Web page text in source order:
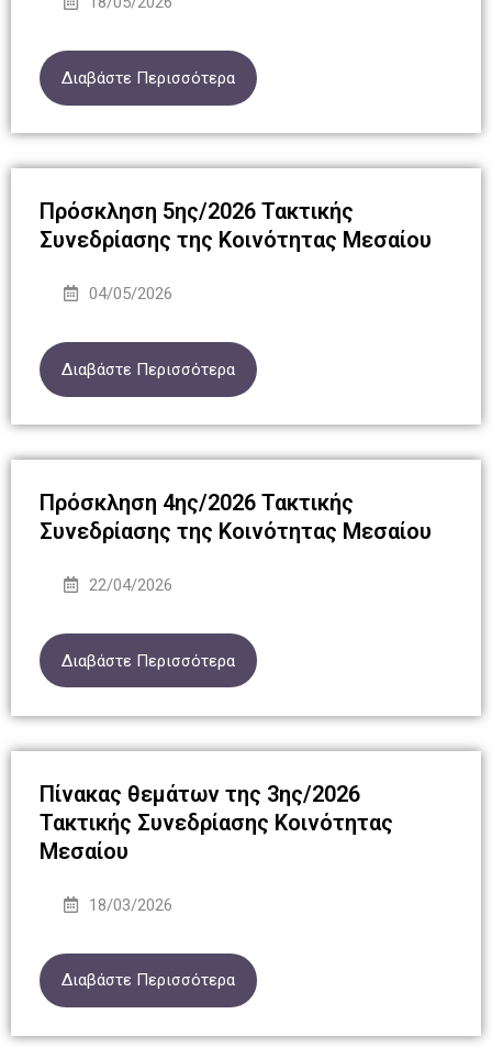
Διαβάστε Περισσότερα
Πρόσκληση 5ης/2026 Τακτικής
Συνεδρίασης της Κοινότητας Μεσαίου
04/05/2026
Διαβάστε Περισσότερα
Πρόσκληση 4ης/2026 Τακτικής
Συνεδρίασης της Κοινότητας Μεσαίου
22/04/2026
Διαβάστε Περισσότερα
Πίνακας θεμάτων της 3ης/2026
Τακτικής Συνεδρίασης Κοινότητας
Μεσαίου
18/03/2026
Διαβάστε Περισσότερα